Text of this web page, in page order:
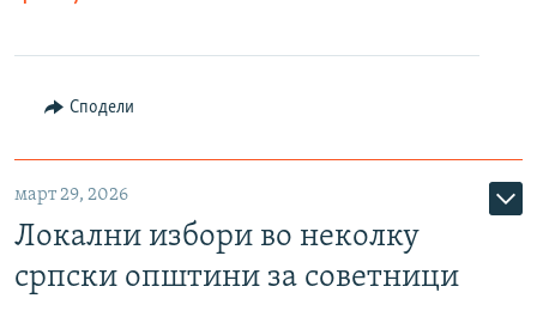
Сподели
март 29, 2026
Локални избори во неколку
српски општини за советници